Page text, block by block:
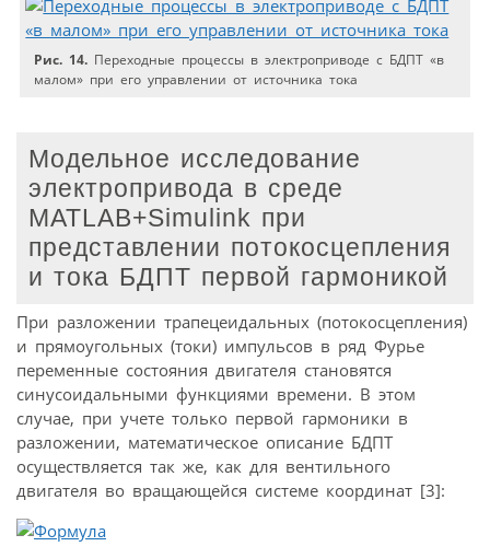
Рис. 14. Переходные процессы в электроприводе с БДПТ «в
малом» при его управлении от источника тока
Модельное исследование
электропривода в среде
MATLAB+Simulink при
представлении потокосцепления
и тока БДПТ первой гармоникой
При разложении трапецеидальных (потокосцепления)
и прямо­угольных (токи) импульсов в ряд Фурье
переменные состояния двигателя становятся
синусоидальными функциями времени. В этом
случае, при учете только первой гармоники в
разложении, математическое описание БДПТ
осуществляется так же, как для вентильного
двигателя во вращающейся системе координат [3]: